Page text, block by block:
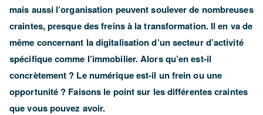
mais aussi l’organisation peuvent soulever de nombreuses
craintes, presque des freins à la transformation. Il en va de
même concernant la digitalisation d’un secteur d’activité
spécifique comme l’immobilier. Alors qu’en est-il
concrètement ? Le numérique est-il un frein ou une
opportunité ? Faisons le point sur les différentes craintes
que vous pouvez avoir.